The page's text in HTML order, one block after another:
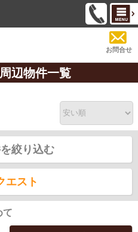
お問合せ
辺物件一覧
絞り込む
エスト
て